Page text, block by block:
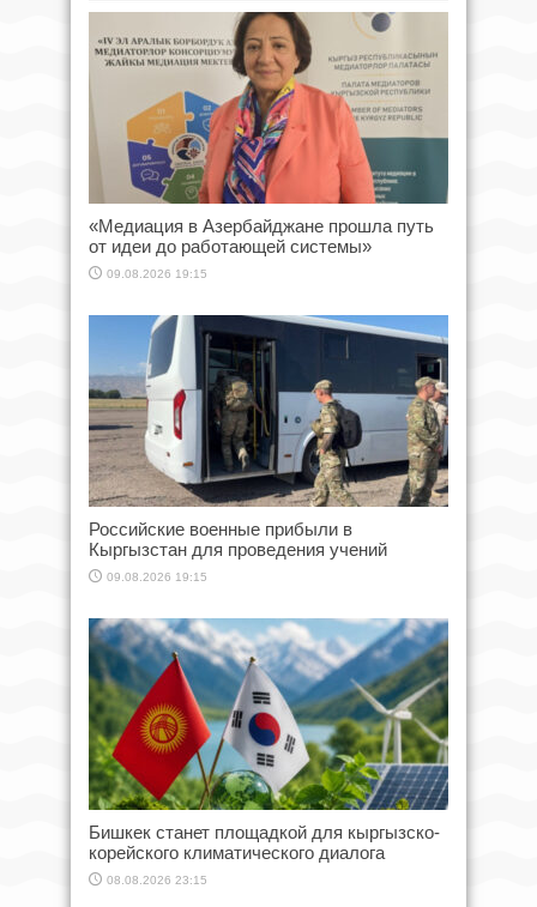
«Медиация в Азербайджане прошла путь
от идеи до работающей системы»
09.08.2026 19:15
Российские военные прибыли в
Кыргызстан для проведения учений
09.08.2026 19:15
Бишкек станет площадкой для кыргызско-
корейского климатического диалога
08.08.2026 23:15